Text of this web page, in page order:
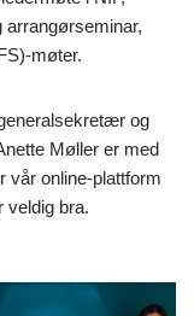
arrangørseminar,
møter.
og
Møller er med
vår online-plattform
veldig bra.